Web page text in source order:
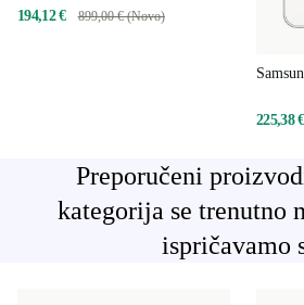
194,12 € 899,00 € (Novo)
225,38 €
Preporučeni
kategorija se trenutno
ispričavamo